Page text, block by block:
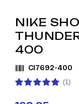
NIKE
400
CI7692-400
(1)